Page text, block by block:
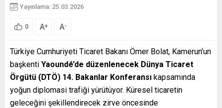
Yayınlama: 25.03.2026
0 A+ A-
Türkiye Cumhuriyeti Ticaret Bakanı Ömer Bolat, Kamerun’un
başkenti Yaoundé’de düzenlenecek Dünya Ticaret
Örgütü (DTÖ) 14. Bakanlar Konferansı kapsamında
yoğun diplomasi trafiği yürütüyor. Küresel ticaretin
geleceğini şekillendirecek zirve öncesinde